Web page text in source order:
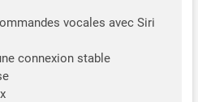
iPhone 6, iPhone 13 mini,
Samsung Galaxy S23,
Samsung Galaxy S24;
Motorola : Motorola G
vocales avec Siri
connexion stable